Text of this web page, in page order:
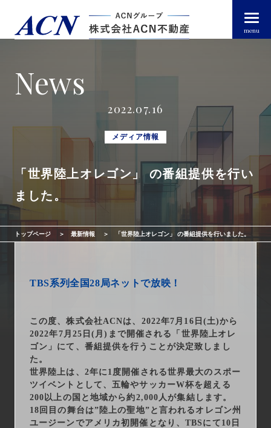
menu
経営者・法人のお客様
個人のお客様
トップページ arrow_right_alt
ACN不動産について
不動産投資ガイド arrow_right_alt
サービス一覧
arrow_right_alt
会社情報
採用情報
お問い合わせ arrow_right_alt
News
2022.07.16
メディア情報
「世界陸上オレゴン」 の番組提供を行い
ました。
トップページ 最新情報 「世界陸上オレゴン」 の番組提供を行いました。
TBS系列全国28局ネットで放映！
この度、株式会社ACNは、2022年7月16日(土)から
2022年7月25日(月)まで開催される「世界陸上オレ
ゴン」にて、番組提供を行うことが決定致しまし
た。
世界陸上は、2年に1度開催される世界最大のスポー
ツイベントとして、五輪やサッカーW杯を超える
200以上の国と地域から約2,000人が集結します。
18回目の舞台は”陸上の聖地”と言われるオレゴン州
ユージーンでアメリカ初開催となり、TBSにて10日